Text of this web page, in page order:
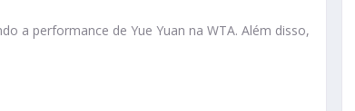
a performance de Yue Yuan na WTA. Além disso,